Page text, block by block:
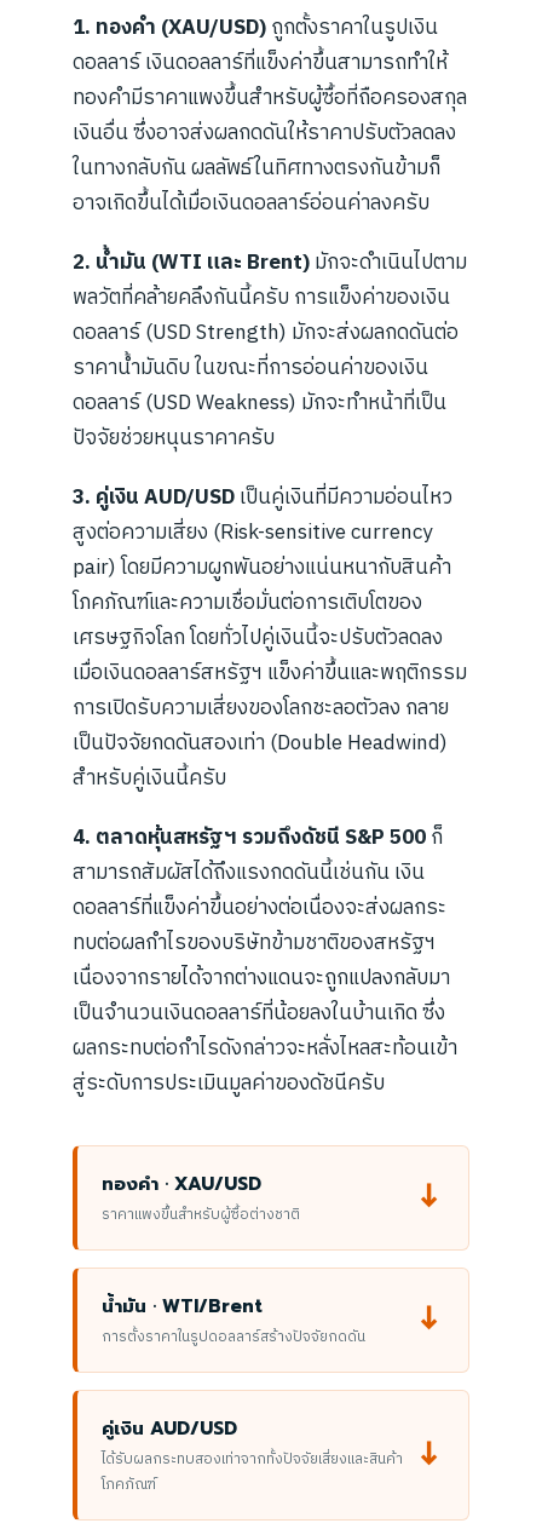
1. ทองคำ (XAU/USD)ถูกตั้งราคาในรูปเงิน
ดอลลาร์ เงินดอลลาร์ที่แข็งค่าขึ้นสามารถทำให้
ทองคำมีราคาแพงขึ้นสำหรับผู้ซื้อที่ถือครองสกุล
เงินอื่น ซึ่งอาจส่งผลกดดันให้ราคาปรับตัวลดลง
ในทางกลับกัน ผลลัพธ์ในทิศทางตรงกันข้ามก็
อาจเกิดขึ้นได้เมื่อเงินดอลลาร์อ่อนค่าลงครับ
2. น้ำมัน (WTI และ Brent)มักจะดำเนินไปตาม
พลวัตที่คล้ายคลึงกันนี้ครับ การแข็งค่าของเงิน
ดอลลาร์ (USD Strength) มักจะส่งผลกดดันต่อ
ราคาน้ำมันดิบ ในขณะที่การอ่อนค่าของเงิน
ดอลลาร์ (USD Weakness) มักจะทำหน้าที่เป็น
ปัจจัยช่วยหนุนราคาครับ
3. คู่เงิน AUD/USDเป็นคู่เงินที่มีความอ่อนไหว
สูงต่อความเสี่ยง (Risk-sensitive currency
pair) โดยมีความผูกพันอย่างแน่นหนากับสินค้า
โภคภัณฑ์และความเชื่อมั่นต่อการเติบโตของ
เศรษฐกิจโลก โดยทั่วไปคู่เงินนี้จะปรับตัวลดลง
เมื่อเงินดอลลาร์สหรัฐฯ แข็งค่าขึ้นและพฤติกรรม
การเปิดรับความเสี่ยงของโลกชะลอตัวลง กลาย
เป็นปัจจัยกดดันสองเท่า (Double Headwind)
สำหรับคู่เงินนี้ครับ
4. ตลาดหุ้นสหรัฐฯ รวมถึงดัชนี S&P 500ก็
สามารถสัมผัสได้ถึงแรงกดดันนี้เช่นกัน เงิน
ดอลลาร์ที่แข็งค่าขึ้นอย่างต่อเนื่องจะส่งผลกระ
ทบต่อผลกำไรของบริษัทข้ามชาติของสหรัฐฯ
เนื่องจากรายได้จากต่างแดนจะถูกแปลงกลับมา
เป็นจำนวนเงินดอลลาร์ที่น้อยลงในบ้านเกิด ซึ่ง
ผลกระทบต่อกำไรดังกล่าวจะหลั่งไหลสะท้อนเข้า
สู่ระดับการประเมินมูลค่าของดัชนีครับ
ทองคำ · XAU/USD
ราคาแพงขึ้นสำหรับผู้ซื้อต่างชาติ ↓
น้ำมัน · WTI/Brent
การตั้งราคาในรูปดอลลาร์สร้างปัจจัยกดดัน ↓
คู่เงิน AUD/USD
ได้รับผลกระทบสองเท่าจากทั้งปัจจัยเสี่ยงและสินค้า
โภคภัณฑ์
↓